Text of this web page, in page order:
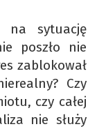
na sytuację
poszło nie
zablokował
Czy
czy całej
nie służy